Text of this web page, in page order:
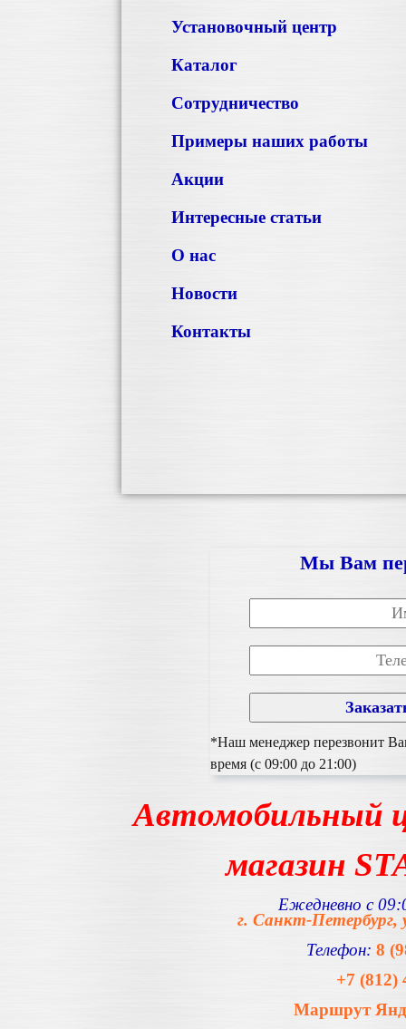
Установочный центр
Каталог
Сотрудничество
Примеры наших работы
Акции
Интересные статьи
О нас
Новости
Контакты
Мы Вам
*Наш менеджер перезвонит
время (с 09:00 до 21:00)
Автомобильный
магазин
Ежедневно с
г. Санкт-Петербург,
Телефон: 8
+7 (812)
Маршрут